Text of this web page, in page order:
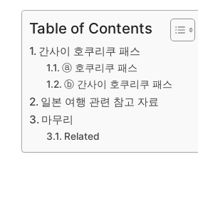
Table of Contents
간사이 호쿠리쿠 패스
ⓐ 호쿠리쿠 패스
ⓑ 간사이 호쿠리쿠 패스
일본 여행 관련 참고 자료
마무리
Related